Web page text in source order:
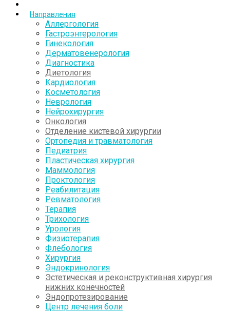
Направления
Аллергология
Гастроэнтерология
Гинекология
Дерматовенерология
Диагностика
Диетология
Кардиология
Косметология
Неврология
Нейрохирургия
Онкология
Отделение кистевой хирургии
Ортопедия и травматология
Педиатрия
Пластическая хирургия
Маммология
Проктология
Реабилитация
Ревматология
Терапия
Трихология
Урология
Физиотерапия
Флебология
Хирургия
Эндокринология
Эстетическая и реконструктивная хирургия
нижних конечностей
Эндопротезирование
Центр лечения боли